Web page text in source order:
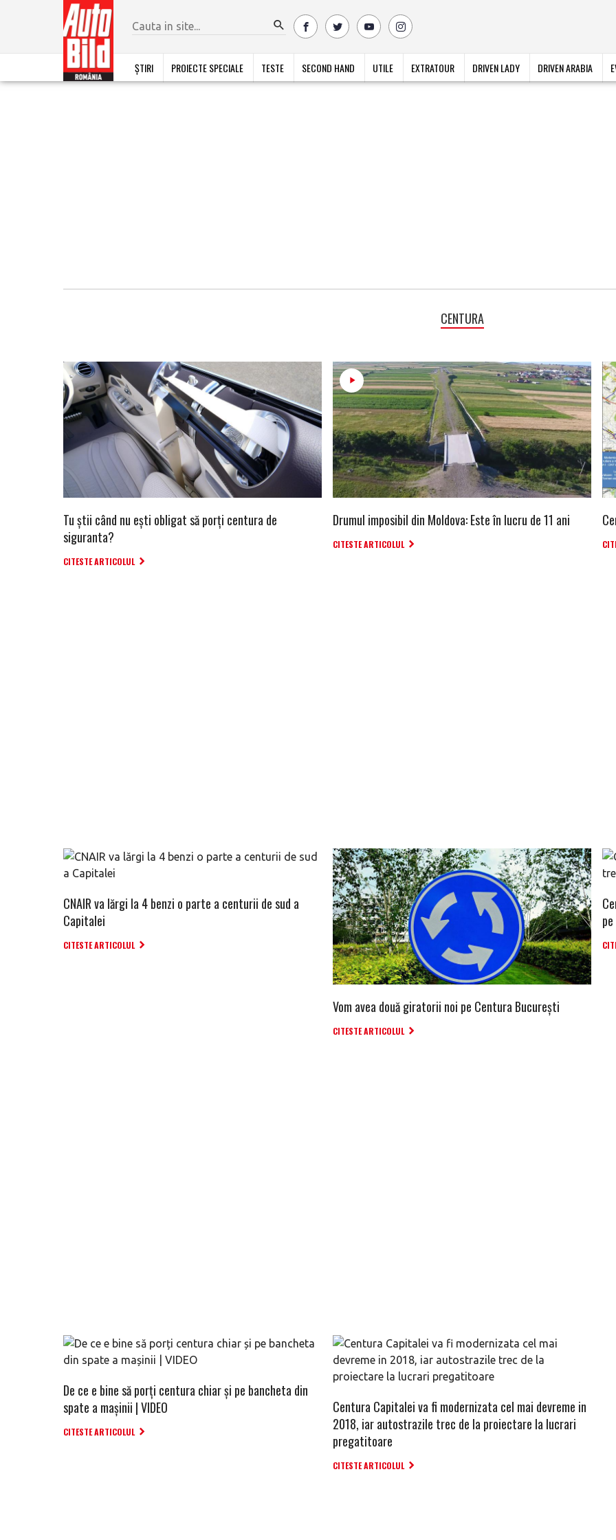
ȘTIRI PROIECTE SPECIALE TESTE SECOND HAND UTILE EXTRATOUR DRIVEN LADY DRIVEN ARABIA
CENTURA
Tu știi când nu ești obligat să porți centura de
siguranta?
CITESTE ARTICOLUL
Drumul imposibil din Moldova: Este în lucru de 11 ani
CITESTE ARTICOLUL
CNAIR va lărgi la 4 benzi o parte a centurii de sud a
Capitalei
CITESTE ARTICOLUL
Vom avea două giratorii noi pe Centura București
CITESTE ARTICOLUL
De ce e bine să porți centura chiar și pe bancheta din
spate a mașinii | VIDEO
CITESTE ARTICOLUL
Centura Capitalei va fi modernizata cel mai devreme in
2018, iar autostrazile trec de la proiectare la lucrari
pregatitoare
CITESTE ARTICOLUL